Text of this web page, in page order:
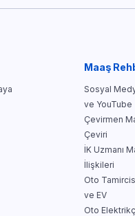
Maaş
Sosyal
ve YouTube
Çevirmen
Çeviri
İK Uzmanı
İlişkileri
Oto
ve EV
Oto